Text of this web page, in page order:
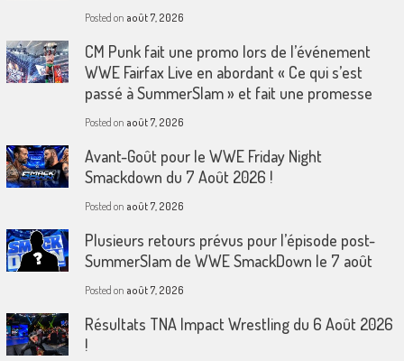
Posted on août 7, 2026
CM Punk fait une promo lors de l’événement
WWE Fairfax Live en abordant « Ce qui s’est
passé à SummerSlam » et fait une promesse
Posted on août 7, 2026
Avant-Goût pour le WWE Friday Night
Smackdown du 7 Août 2026 !
Posted on août 7, 2026
Plusieurs retours prévus pour l’épisode post-
SummerSlam de WWE SmackDown le 7 août
Posted on août 7, 2026
Résultats TNA Impact Wrestling du 6 Août 2026
!